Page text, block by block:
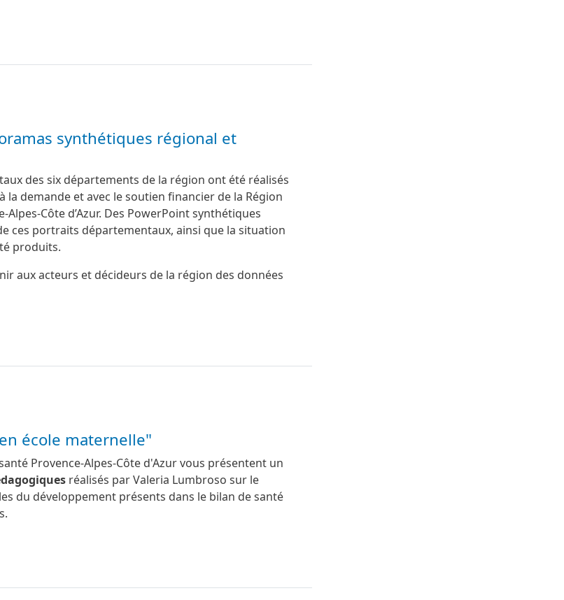
synthétiques régional et
des six départements de la région ont été réalisés
la demande et avec le soutien financier de la Région
Alpes-Côte d’Azur. Des PowerPoint synthétiques
ces portraits départementaux, ainsi que la situation
produits.
aux acteurs et décideurs de la région des données
école maternelle"
Provence-Alpes-Côte d'Azur vous présentent un
réalisés par Valeria Lumbroso sur le
du développement présents dans le bilan de santé